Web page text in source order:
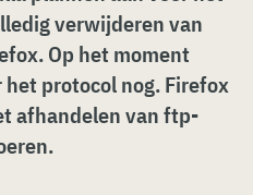
verwijderen van
Op het moment
protocol nog. Firefox
afhandelen van ftp-